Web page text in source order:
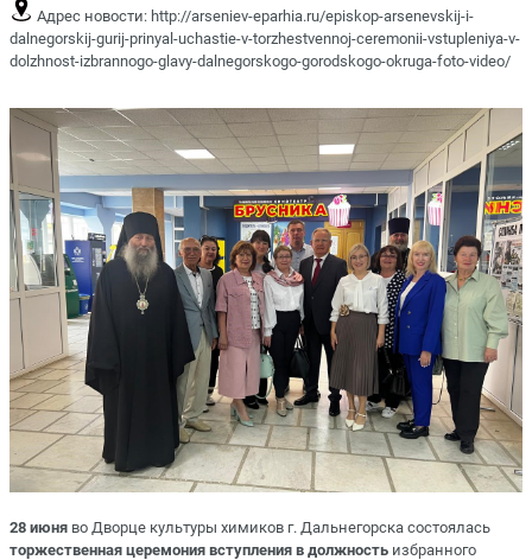
Адрес новости: http://arseniev-eparhia.ru/episkop-arsenevskij-i-
dalnegorskij-gurij-prinyal-uchastie-v-torzhestvennoj-ceremonii-vstupleniya-v-
dolzhnost-izbrannogo-glavy-dalnegorskogo-gorodskogo-okruga-foto-video/
28 июня во Дворце культуры химиков г. Дальнегорска состоялась
торжественная церемония вступления в должность избранного